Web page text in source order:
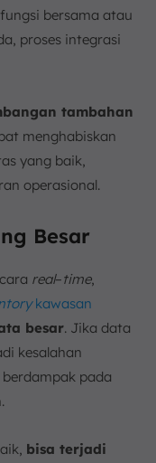
bersama atau
proses integrasi
tambahan
menghabiskan
yang baik,
operasional.
Besar
real–time,
kawasan
besar. Jika data
kesalahan
pada
bisa terjadi